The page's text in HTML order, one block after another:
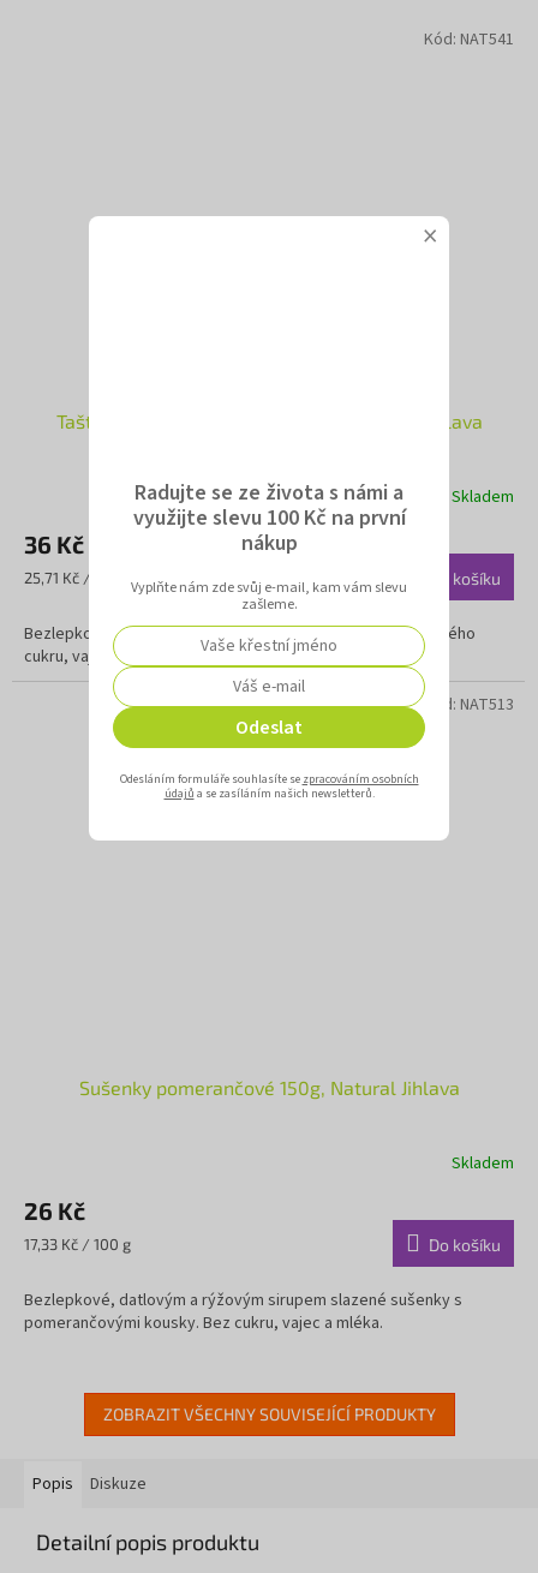
Taštičky jáhlové meruňkové 140g, Natural Jihlava
Skladem
36 Kč
Měrná
25,71 Kč / 100 g Do košíku
Bezlepkové taštičky plněné meruňkovou náplní. Bez přidaného
cukru, vajec a mléka.
Kód: NAT541
Sušenky pomerančové 150g, Natural Jihlava
Skladem
26 Kč
Měrná
17,33 Kč / 100 g Do košíku
Bezlepkové, datlovým a rýžovým sirupem slazené sušenky s
pomerančovými kousky. Bez cukru, vajec a mléka.
Kód: NAT513
ZOBRAZIT VŠECHNY SOUVISEJÍCÍ PRODUKTY
Popis Diskuze
Detailní popis produktu
×
Radujte se ze života s námi a
využijte slevu 100 Kč na první
nákup
Vyplňte nám zde svůj e-mail, kam vám slevu
zašleme.
Odeslat
Odesláním formuláře souhlasíte se zpracováním osobních
údajů a se zasíláním našich newsletterů.